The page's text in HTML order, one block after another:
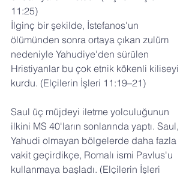
11:25)
İlginç bir şekilde, İstefanos'un
ölümünden sonra ortaya çıkan zulüm
nedeniyle Yahudiye'den sürülen
Hristiyanlar bu çok etnik kökenli kiliseyi
kurdu. (Elçilerin İşleri 11:19–21)
Saul üç müjdeyi iletme yolculuğunun
ilkini MS 40'ların sonlarında yaptı. Saul,
Yahudi olmayan bölgelerde daha fazla
vakit geçirdikçe, Romalı ismi Pavlus'u
kullanmaya başladı. (Elçilerin İşleri